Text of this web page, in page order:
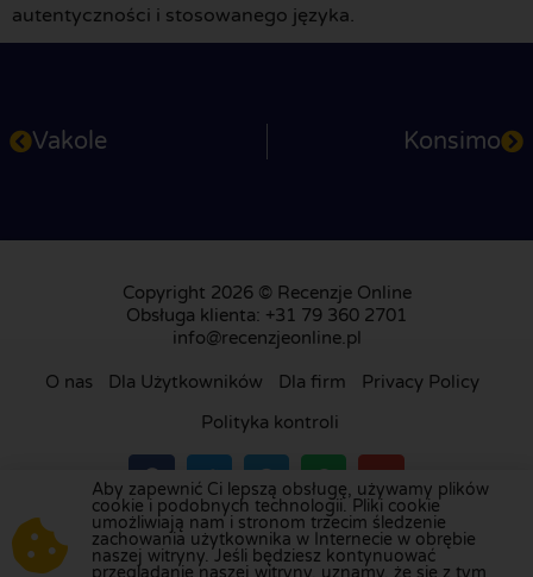
autentyczności i stosowanego języka.
Vakole Konsimo
Copyright 2026 © Recenzje Online
Obsługa klienta: +31 79 360 2701
info@recenzjeonline.pl
O nas Dla Użytkowników Dla firm
Privacy Policy
Polityka kontroli
Odwiedź naszą platformę recenzji wHolandii,
Wielkiej Brytanii,Francji,Niemczech,Belgii,
Aby zapewnić Ci lepszą obsługę, używamy plików
cookie i podobnych technologii. Pliki cookie
umożliwiają nam i stronom trzecim śledzenie
zachowania użytkownika w Internecie w obrębie
naszej witryny. Jeśli będziesz kontynuować
przeglądanie naszej witryny, uznamy, że się z tym